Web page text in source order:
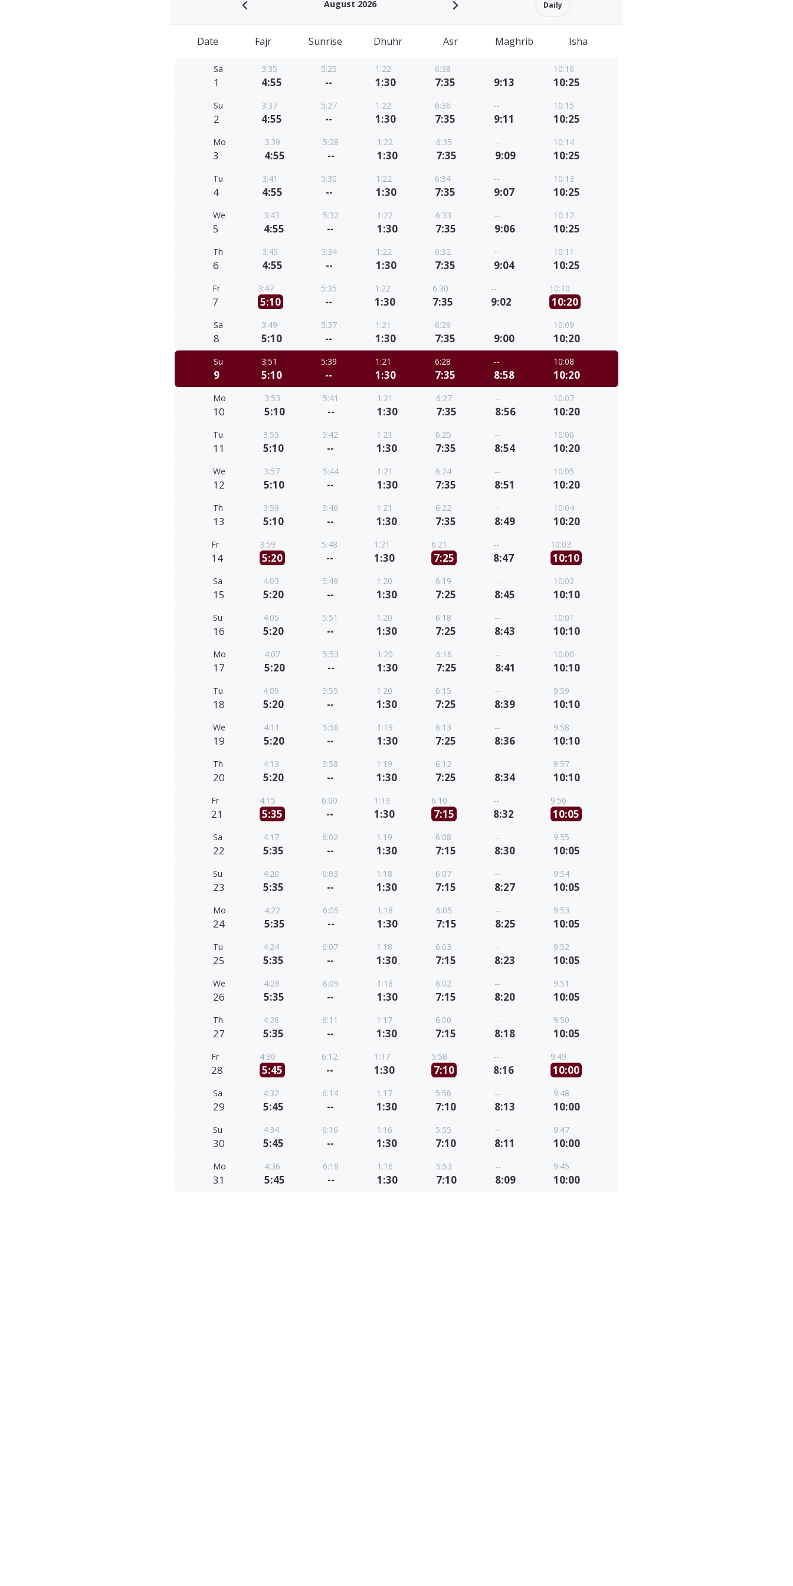
August 2026 Daily
Date Fajr Sunrise Dhuhr Asr Maghrib Isha
Sa
1
3:35
4:55
5:25
--
1:22
1:30
6:38
7:35
--
9:13
10:16
10:25
Su
2
3:37
4:55
5:27
--
1:22
1:30
6:36
7:35
--
9:11
10:15
10:25
Mo
3
3:39
4:55
5:28
--
1:22
1:30
6:35
7:35
--
9:09
10:14
10:25
Tu
4
3:41
4:55
5:30
--
1:22
1:30
6:34
7:35
--
9:07
10:13
10:25
We
5
3:43
4:55
5:32
--
1:22
1:30
6:33
7:35
--
9:06
10:12
10:25
Th
6
3:45
4:55
5:34
--
1:22
1:30
6:32
7:35
--
9:04
10:11
10:25
Fr
7
3:47
5:10
5:35
--
1:22
1:30
6:30
7:35
--
9:02
10:10
10:20
Sa
8
3:49
5:10
5:37
--
1:21
1:30
6:29
7:35
--
9:00
10:09
10:20
Su
9
3:51
5:10
5:39
--
1:21
1:30
6:28
7:35
--
8:58
10:08
10:20
Mo
10
3:53
5:10
5:41
--
1:21
1:30
6:27
7:35
--
8:56
10:07
10:20
Tu
11
3:55
5:10
5:42
--
1:21
1:30
6:25
7:35
--
8:54
10:06
10:20
We
12
3:57
5:10
5:44
--
1:21
1:30
6:24
7:35
--
8:51
10:05
10:20
Th
13
3:59
5:10
5:46
--
1:21
1:30
6:22
7:35
--
8:49
10:04
10:20
Fr
14
3:59
5:20
5:48
--
1:21
1:30
6:21
7:25
--
8:47
10:03
10:10
Sa
15
4:03
5:20
5:49
--
1:20
1:30
6:19
7:25
--
8:45
10:02
10:10
Su
16
4:05
5:20
5:51
--
1:20
1:30
6:18
7:25
--
8:43
10:01
10:10
Mo
17
4:07
5:20
5:53
--
1:20
1:30
6:16
7:25
--
8:41
10:00
10:10
Tu
18
4:09
5:20
5:55
--
1:20
1:30
6:15
7:25
--
8:39
9:59
10:10
We
19
4:11
5:20
5:56
--
1:19
1:30
6:13
7:25
--
8:36
9:58
10:10
Th
20
4:13
5:20
5:58
--
1:19
1:30
6:12
7:25
--
8:34
9:57
10:10
Fr
21
4:15
5:35
6:00
--
1:19
1:30
6:10
7:15
--
8:32
9:56
10:05
Sa
22
4:17
5:35
6:02
--
1:19
1:30
6:08
7:15
--
8:30
9:55
10:05
Su
23
4:20
5:35
6:03
--
1:18
1:30
6:07
7:15
--
8:27
9:54
10:05
Mo
24
4:22
5:35
6:05
--
1:18
1:30
6:05
7:15
--
8:25
9:53
10:05
Tu
25
4:24
5:35
6:07
--
1:18
1:30
6:03
7:15
--
8:23
9:52
10:05
We
26
4:26
5:35
6:09
--
1:18
1:30
6:02
7:15
--
8:20
9:51
10:05
Th
27
4:28
5:35
6:11
--
1:17
1:30
6:00
7:15
--
8:18
9:50
10:05
Fr
28
4:30
5:45
6:12
--
1:17
1:30
5:58
7:10
--
8:16
9:49
10:00
Sa
29
4:32
5:45
6:14
--
1:17
1:30
5:56
7:10
--
8:13
9:48
10:00
Su
30
4:34
5:45
6:16
--
1:16
1:30
5:55
7:10
--
8:11
9:47
10:00
Mo
31
4:36
5:45
6:18
--
1:16
1:30
5:53
7:10
--
8:09
9:45
10:00